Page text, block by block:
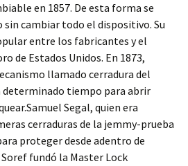
en 1857. De esta forma se
sin cambiar todo el dispositivo. Su
entre los fabricantes y el
de Estados Unidos. En 1873,
llamado cerradura del
determinado tiempo para abrir
Segal, quien era
cerraduras de la jemmy-prueba
proteger desde adentro de
fundó la Master Lock